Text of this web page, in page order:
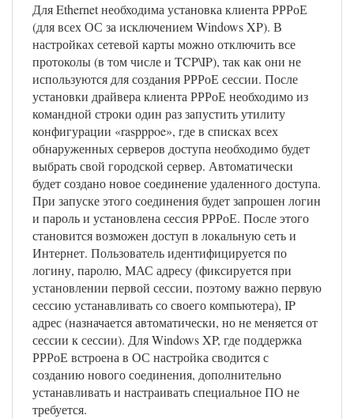
Для Ethernet необходима установка клиента РРРоЕ
(для всех ОС за исключением Windows XP). В
настройках сетевой карты можно отключить все
протоколы (в том числе и TCP\IP), так как они не
используются для создания РРРоЕ сессии. После
установки драйвера клиента РРРоЕ необходимо из
командной строки один раз запустить утилиту
конфигурации «raspppoe», где в списках всех
обнаруженных серверов доступа необходимо будет
выбрать свой городской сервер. Автоматически
будет создано новое соединение удаленного доступа.
При запуске этого соединения будет запрошен логин
и пароль и установлена сессия РРРоЕ. После этого
становится возможен доступ в локальную сеть и
Интернет. Пользователь идентифицируется по
логину, паролю, МАС адресу (фиксируется при
установлении первой сессии, поэтому важно первую
сессию устанавливать со своего компьютера), IP
адрес (назначается автоматически, но не меняется от
сессии к сессии). Для Windows XP, где поддержка
РРРоЕ встроена в ОС настройка сводится с
созданию нового соединения, дополнительно
устанавливать и настраивать специальное ПО не
требуется.